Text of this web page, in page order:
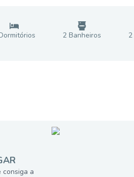
s 2 Banheiros 2
consiga a